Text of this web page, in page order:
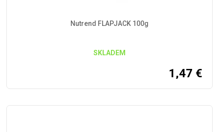
Nutrend FLAPJACK 100g
SKLADEM
1,47 €